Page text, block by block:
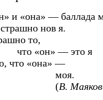
и «она» — баллада
нов я.
то,
«он» — это я
что «она» —
В.